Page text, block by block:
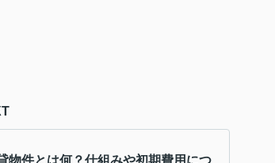
物件とは何？仕組みや初期費用につ